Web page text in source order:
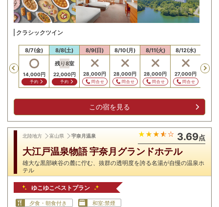
クラシックツイン
Previous
8/7(金)
14,000円
予約
8/8(土)
残り8室
22,000円
予約
8/9(日)
28,000円
問合せ
8/10(月)
28,000円
問合せ
8/11(火)
28,000円
問合せ
8/12(水)
27,000円
問合せ
残り
この宿を見る
北陸地方 富山県 宇奈月温泉 3.69点
大江戸温泉物語 宇奈月グランドホテル
雄大な黒部峡谷の麓に佇む、抜群の透明度を誇る名湯が自慢の温泉ホ
テル
ゆこゆこベストプラン
夕食・朝食付き 和室:禁煙